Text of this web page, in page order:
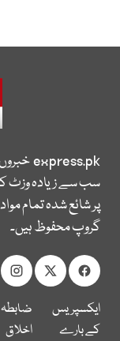
express.pk
سب سے زیادہ وزٹ
پر شائع شدہ تمام
گروپ محفوظ ہیں۔
ایکسپریس
کے بارے
ضابطہ
اخلاق